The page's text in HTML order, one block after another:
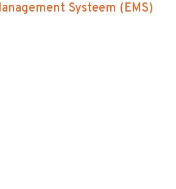
Systeem (EMS)